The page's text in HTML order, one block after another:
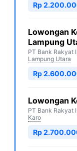
Rp
Lowongan
Lampung
PT Bank Rakyat
Lampung Utara
Rp
Lowongan
PT Bank Rakyat
Karo
Rp